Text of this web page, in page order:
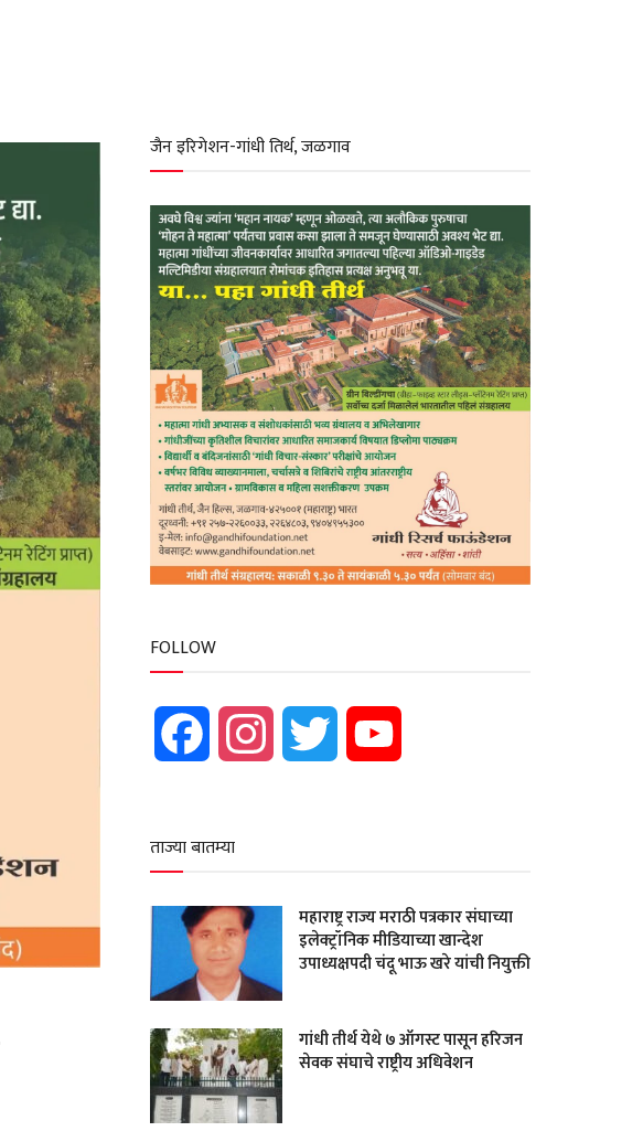
जैन इरिगेशन-गांधी तिर्थ, जळगाव
FOLLOW
Facebook Instagram Twitter
ताज्या बातम्या
महाराष्ट्र राज्य मराठी पत्रकार संघाच्या
इलेक्ट्रॉनिक मीडियाच्या खान्देश
उपाध्यक्षपदी चंदू भाऊ खरे यांची नियुक्ती
गांधी तीर्थ येथे ७ ऑगस्ट पासून हरिजन
सेवक संघाचे राष्ट्रीय अधिवेशन